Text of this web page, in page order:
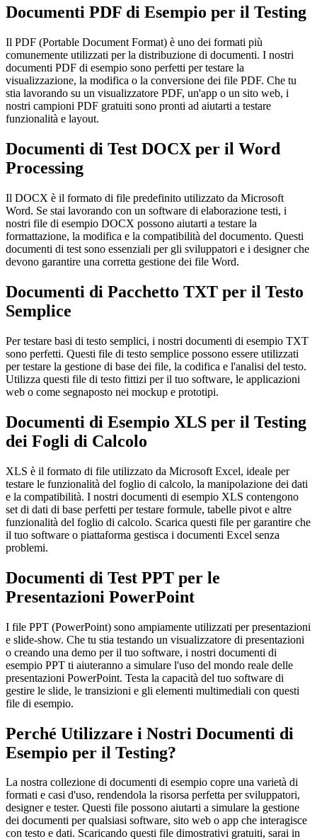
Documenti PDF di Esempio per il Testing
Il PDF (Portable Document Format) è uno dei formati più
comunemente utilizzati per la distribuzione di documenti. I nostri
documenti PDF di esempio sono perfetti per testare la
visualizzazione, la modifica o la conversione dei file PDF. Che tu
stia lavorando su un visualizzatore PDF, un'app o un sito web, i
nostri campioni PDF gratuiti sono pronti ad aiutarti a testare
funzionalità e layout.
Documenti di Test DOCX per il Word
Processing
Il DOCX è il formato di file predefinito utilizzato da Microsoft
Word. Se stai lavorando con un software di elaborazione testi, i
nostri file di esempio DOCX possono aiutarti a testare la
formattazione, la modifica e la compatibilità del documento. Questi
documenti di test sono essenziali per gli sviluppatori e i designer che
devono garantire una corretta gestione dei file Word.
Documenti di Pacchetto TXT per il Testo
Semplice
Per testare basi di testo semplici, i nostri documenti di esempio TXT
sono perfetti. Questi file di testo semplice possono essere utilizzati
per testare la gestione di base dei file, la codifica e l'analisi del testo.
Utilizza questi file di testo fittizi per il tuo software, le applicazioni
web o come segnaposto nei mockup e prototipi.
Documenti di Esempio XLS per il Testing
dei Fogli di Calcolo
XLS è il formato di file utilizzato da Microsoft Excel, ideale per
testare le funzionalità del foglio di calcolo, la manipolazione dei dati
e la compatibilità. I nostri documenti di esempio XLS contengono
set di dati di base perfetti per testare formule, tabelle pivot e altre
funzionalità del foglio di calcolo. Scarica questi file per garantire che
il tuo software o piattaforma gestisca i documenti Excel senza
problemi.
Documenti di Test PPT per le
Presentazioni PowerPoint
I file PPT (PowerPoint) sono ampiamente utilizzati per presentazioni
e slide-show. Che tu stia testando un visualizzatore di presentazioni
o creando una demo per il tuo software, i nostri documenti di
esempio PPT ti aiuteranno a simulare l'uso del mondo reale delle
presentazioni PowerPoint. Testa la capacità del tuo software di
gestire le slide, le transizioni e gli elementi multimediali con questi
file di esempio.
Perché Utilizzare i Nostri Documenti di
Esempio per il Testing?
La nostra collezione di documenti di esempio copre una varietà di
formati e casi d'uso, rendendola la risorsa perfetta per sviluppatori,
designer e tester. Questi file possono aiutarti a simulare la gestione
dei documenti per qualsiasi software, sito web o app che interagisce
con testo e dati. Scaricando questi file dimostrativi gratuiti, sarai in